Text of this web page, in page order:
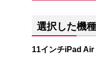
選択した機
11インチiPad